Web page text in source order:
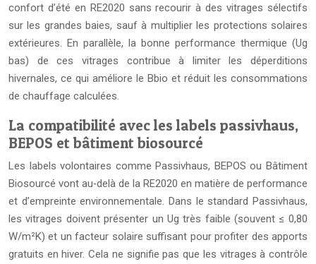
confort d’été en RE2020 sans recourir à des vitrages sélectifs
sur les grandes baies, sauf à multiplier les protections solaires
extérieures. En parallèle, la bonne performance thermique (Ug
bas) de ces vitrages contribue à limiter les déperditions
hivernales, ce qui améliore le Bbio et réduit les consommations
de chauffage calculées.
La compatibilité avec les labels passivhaus,
BEPOS et bâtiment biosourcé
Les labels volontaires comme Passivhaus, BEPOS ou Bâtiment
Biosourcé vont au‑delà de la RE2020 en matière de performance
et d’empreinte environnementale. Dans le standard Passivhaus,
les vitrages doivent présenter un Ug très faible (souvent ≤ 0,80
W/m²K) et un facteur solaire suffisant pour profiter des apports
gratuits en hiver. Cela ne signifie pas que les vitrages à contrôle